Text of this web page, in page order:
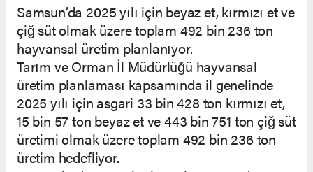
Samsun’da 2025 yılı için beyaz et, kırmızı et ve
çiğ süt olmak üzere toplam 492 bin 236 ton
hayvansal üretim planlanıyor.
Tarım ve Orman İl Müdürlüğü hayvansal
üretim planlaması kapsamında il genelinde
2025 yılı için asgari 33 bin 428 ton kırmızı et,
15 bin 57 ton beyaz et ve 443 bin 751 ton çiğ süt
üretimi olmak üzere toplam 492 bin 236 ton
üretim hedefliyor.